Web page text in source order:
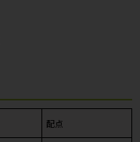
配点